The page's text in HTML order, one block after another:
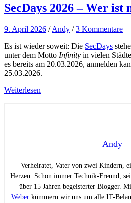
SecDays 2026 – Wer ist
9. April 2026 /Andy /3 Kommentare
Es ist wieder soweit: Die SecDays
unter dem Motto Infinity in vielen
es bereits am 20.03.2026, anmelden
25.03.2026.
Weiterlesen
Andy
Verheiratet, Vater von zwei Kindern,
Herzen. Schon immer Technik-Freund,
über 15 Jahren begeisterter Blogger.
Weberkümmern wir uns um alle IT-